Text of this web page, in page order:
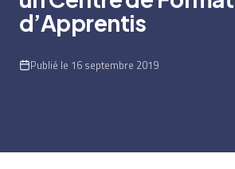
d’Apprentis
Publié le 16 septembre 2019